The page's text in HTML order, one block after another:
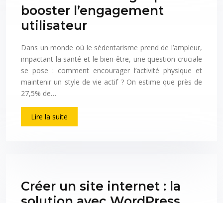
booster l’engagement
utilisateur
Dans un monde où le sédentarisme prend de l’ampleur,
impactant la santé et le bien-être, une question cruciale
se pose : comment encourager l’activité physique et
maintenir un style de vie actif ? On estime que près de
27,5% de…
Lire la suite
Créer un site internet : la